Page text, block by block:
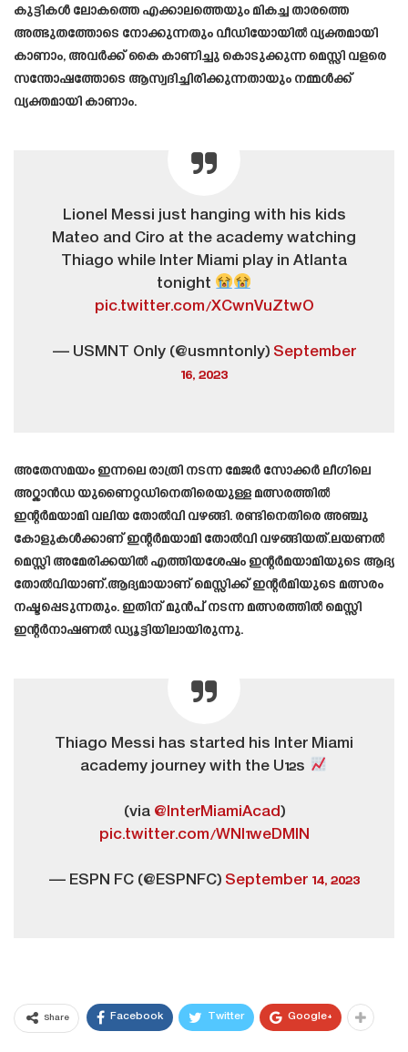
കുട്ടികൾ ലോകത്തെ എക്കാലത്തെയും മികച്ച താരത്തെ
അത്ഭുതത്തോടെ നോക്കുന്നതും വീഡിയോയിൽ വ്യക്തമായി
കാണാം, അവർക്ക് കൈ കാണിച്ചു കൊടുക്കുന്ന മെസ്സി വളരെ
സന്തോഷത്തോടെ ആസ്വദിച്ചിരിക്കുന്നതായും നമ്മൾക്ക്
വ്യക്തമായി കാണാം.
Lionel Messi just hanging with his kids
Mateo and Ciro at the academy watching
Thiago while Inter Miami play in Atlanta
tonight
pic.twitter.com/XCwnVuZtwO
— USMNT Only (@usmntonly) September
16, 2023
അതേസമയം ഇന്നലെ രാത്രി നടന്ന മേജർ സോക്കർ ലീഗിലെ
അറ്റ്ലാൻഡ യുണൈറ്റഡിനെതിരെയുള്ള മത്സരത്തിൽ
ഇന്റർമയാമി വലിയ തോൽവി വഴങ്ങി. രണ്ടിനെതിരെ അഞ്ചു
കോളുകൾക്കാണ് ഇന്റർമയാമി തോൽവി വഴങ്ങിയത്.ലയണൽ
മെസ്സി അമേരിക്കയിൽ എത്തിയശേഷം ഇന്റർമയാമിയുടെ ആദ്യ
തോൽവിയാണ്.ആദ്യമായാണ് മെസ്സിക്ക് ഇന്റർമിയുടെ മത്സരം
നഷ്ടപ്പെടുന്നതും. ഇതിന് മുൻപ് നടന്ന മത്സരത്തിൽ മെസ്സി
ഇന്റർനാഷണൽ ഡ്യൂട്ടിയിലായിരുന്നു.
Thiago Messi has started his Inter Miami
academy journey with the U12s
(via @InterMiamiAcad)
pic.twitter.com/WNI1weDMIN
— ESPN FC (@ESPNFC) September 14, 2023
Share Facebook Twitter Google+